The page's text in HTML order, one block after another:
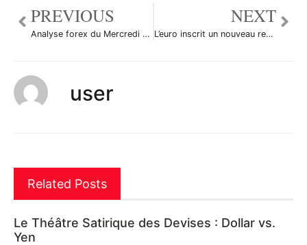
PREVIOUS
Analyse forex du Mercredi 9/04/08
NEXT
L’euro inscrit un nouveau record face au dollar
user
Related Posts
Le Théâtre Satirique des Devises : Dollar vs.
Yen